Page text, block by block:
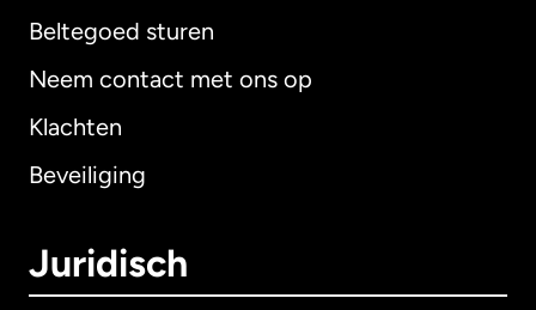
Beltegoed sturen
Neem contact met ons op
Klachten
Beveiliging
Juridisch